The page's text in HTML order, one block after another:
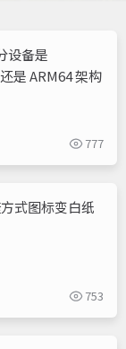
设备是
是 ‌ARM64 架构
777
式图标变白纸
753